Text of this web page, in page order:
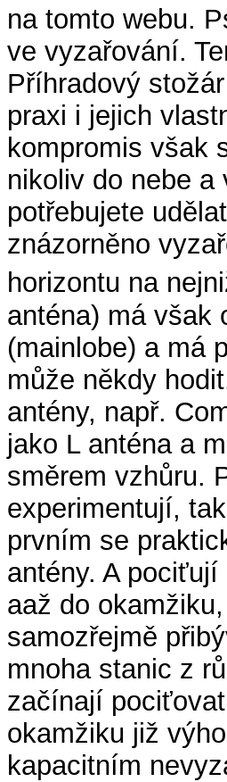
na tomto webu.
ve vyzařování.
Příhradový
praxi i jejich
kompromis však
nikoliv do nebe a
potřebujete
znázorněno
horizontu na
anténa) má však
(mainlobe) a má
může někdy
antény, např.
jako L anténa a
směrem vzhůru.
experimentují,
prvním se
antény. A
aaž do
samozřejmě
mnoha stanic z
začínají
okamžiku již
kapacitním